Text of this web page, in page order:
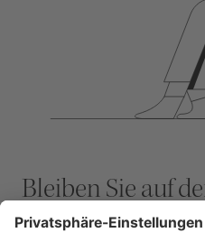
Bleiben Sie auf
dem